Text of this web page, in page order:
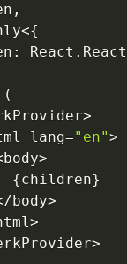
,
<{
: React .
(
>
lang="en">
body>
{children}
/ body>
>
>